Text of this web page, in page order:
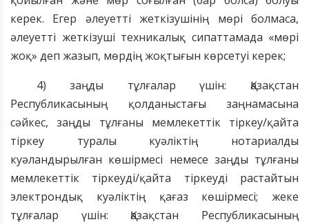
керек. Егер әлеуетті жеткізушінің мөрі болмаса,
әлеуетті жеткізуші техникалық сипаттамада «мөрі
жоқ» деп жазып, мөрдің жоқтығын көрсетуі керек;
4) заңды тұлғалар үшін: Қазақстан
Республикасының қолданыстағы заңнамасына
сәйкес, заңды тұлғаны мемлекеттік тіркеу/қайта
тіркеу туралы куәліктің нотариалды
куәландырылған көшірмесі немесе заңды тұлғаны
мемлекеттік тіркеуді/қайта тіркеуді растайтын
электрондық куәліктің қағаз көшірмесі; жеке
тұлғалар үшін: Қазақстан Республикасының